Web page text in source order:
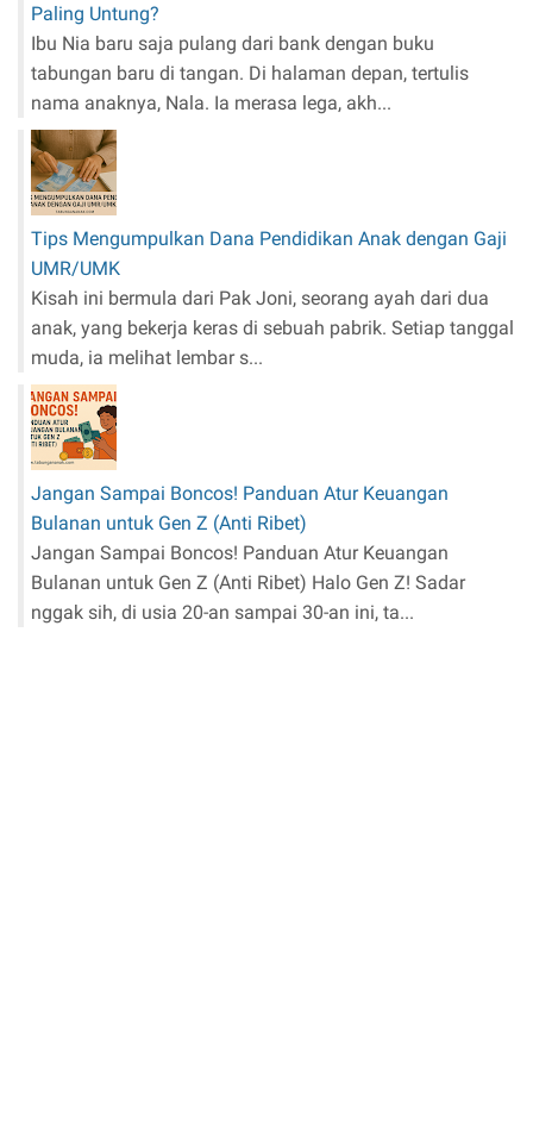
Paling Untung?
Ibu Nia baru saja pulang dari bank dengan buku
tabungan baru di tangan. Di halaman depan, tertulis
nama anaknya, Nala. Ia merasa lega, akh...
Tips Mengumpulkan Dana Pendidikan Anak dengan Gaji
UMR/UMK
Kisah ini bermula dari Pak Joni, seorang ayah dari dua
anak, yang bekerja keras di sebuah pabrik. Setiap tanggal
muda, ia melihat lembar s...
Jangan Sampai Boncos! Panduan Atur Keuangan
Bulanan untuk Gen Z (Anti Ribet)
Jangan Sampai Boncos! Panduan Atur Keuangan
Bulanan untuk Gen Z (Anti Ribet) Halo Gen Z! Sadar
nggak sih, di usia 20-an sampai 30-an ini, ta...